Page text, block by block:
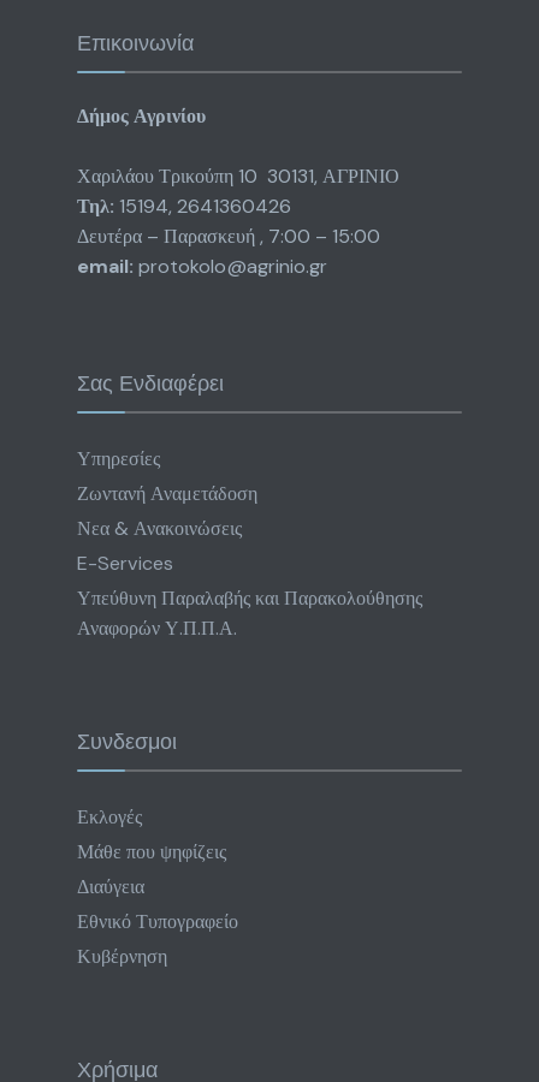
Επικοινωνία
Δήμος Αγρινίου
Χαριλάου Τρικούπη 10 30131, ΑΓΡΙΝΙΟ
Τηλ: 15194, 2641360426
Δευτέρα – Παρασκευή , 7:00 – 15:00
email: protokolo@agrinio.gr
Σας Ενδιαφέρει
Υπηρεσίες
Ζωντανή Αναμετάδοση
Νεα & Ανακοινώσεις
E-Services
Υπεύθυνη Παραλαβής και Παρακολούθησης
Αναφορών Υ.Π.Π.Α.
Συνδεσμοι
Εκλογές
Μάθε που ψηφίζεις
Διαύγεια
Εθνικό Τυπογραφείο
Κυβέρνηση
Χρήσιμα